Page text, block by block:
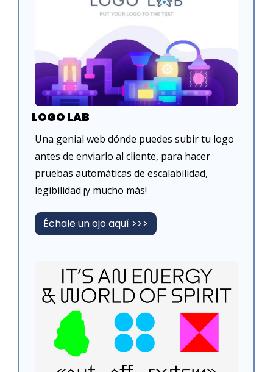
LOGO LAB
Una genial web dónde puedes subir tu logo
antes de enviarlo al cliente, para hacer
pruebas automáticas de escalabilidad,
legibilidad ¡y mucho más!
Échale un ojo aquí >>>